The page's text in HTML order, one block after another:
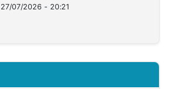
Stockpile
27/07/2026 - 20:21